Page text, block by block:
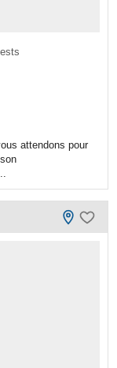
attendons pour